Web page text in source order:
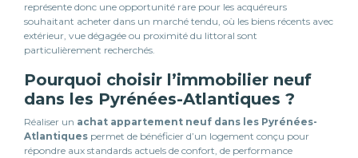
représente donc une opportunité rare pour les acquéreurs
souhaitant acheter dans un marché tendu, où les biens récents avec
extérieur, vue dégagée ou proximité du littoral sont
particulièrement recherchés.
Pourquoi choisir l’immobilier neuf
dans les Pyrénées-Atlantiques ?
Réaliser un achat appartement neuf dans les Pyrénées-
Atlantiques permet de bénéficier d’un logement conçu pour
répondre aux standards actuels de confort, de performance